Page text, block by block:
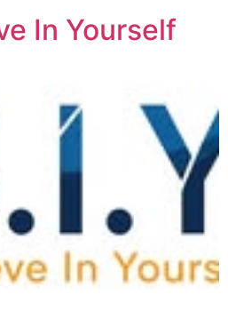
In Yourself